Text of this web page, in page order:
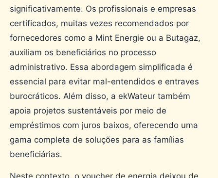
significativamente. Os profissionais e empresas
certificados, muitas vezes recomendados por
fornecedores como a Mint Energie ou a Butagaz,
auxiliam os beneficiários no processo
administrativo. Essa abordagem simplificada é
essencial para evitar mal-entendidos e entraves
burocráticos. Além disso, a ekWateur também
apoia projetos sustentáveis ​​por meio de
empréstimos com juros baixos, oferecendo uma
gama completa de soluções para as famílias
beneficiárias.
Neste contexto, o voucher de energia deixou de